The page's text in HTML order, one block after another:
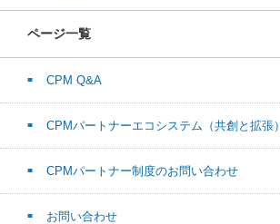
ページ一覧
CPM Q&A
CPMパートナーエコシステム（共創と拡張）
CPMパートナー制度のお問い合わせ
お問い合わせ